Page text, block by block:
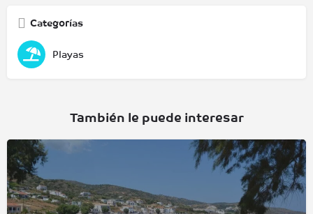
Categorías
Playas
También le puede interesar